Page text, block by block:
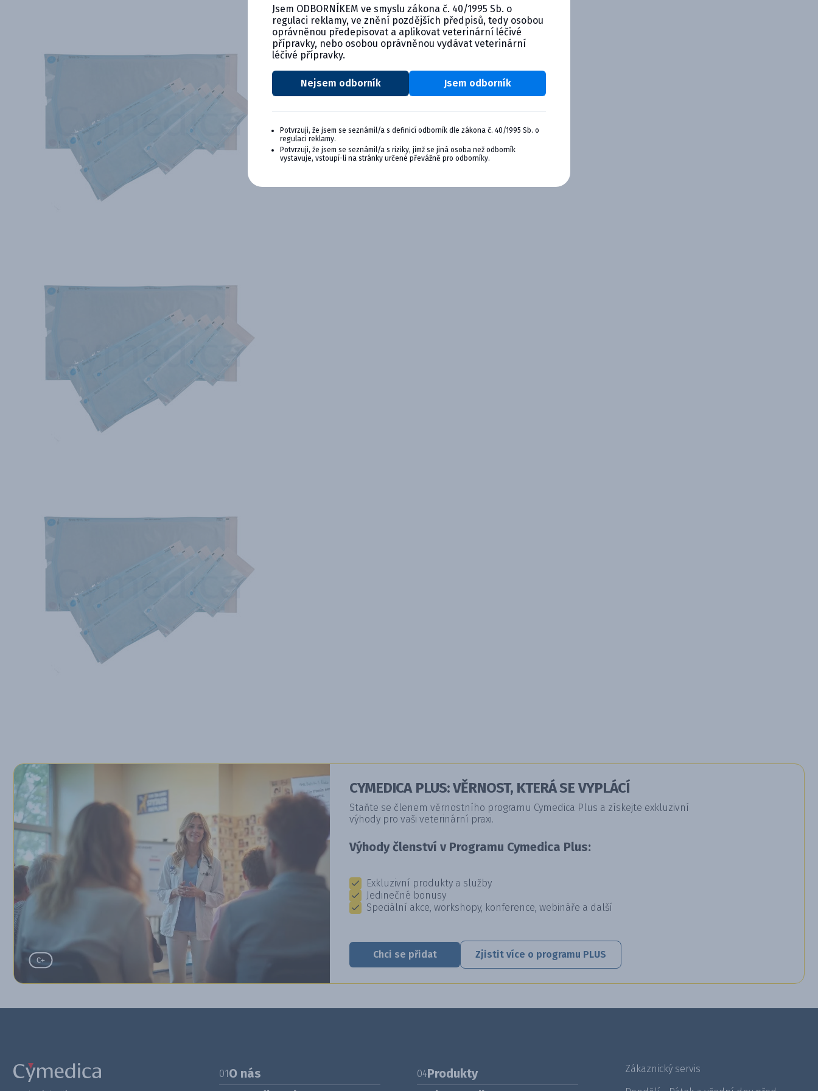
CYMEDICA PLUS: VĚRNOST, KTERÁ SE VYPLÁCÍ
Staňte se členem věrnostního programu Cymedica Plus a získejte exkluzivní
výhody pro vaši veterinární praxi.
Výhody členství v Programu Cymedica Plus:
Exkluzivní produkty a služby
Jedinečné bonusy
Speciální akce, workshopy, konference, webináře a další
Chci se přidat Zjistit více o programu PLUS
01O nás 04Produkty
Zákaznický servis
Jsem ODBORNÍKEM ve smyslu zákona č. 40/1995 Sb. o
regulaci reklamy, ve znění pozdějších předpisů, tedy osobou
oprávněnou předepisovat a aplikovat veterinární léčivé
přípravky, nebo osobou oprávněnou vydávat veterinární
léčivé přípravky.
Nejsem odborník Jsem odborník
Potvrzuji, že jsem se seznámil/a s definicí odborník dle zákona č. 40/1995 Sb. o
regulaci reklamy.
Potvrzuji, že jsem se seznámil/a s riziky, jimž se jiná osoba než odborník
vystavuje, vstoupí-li na stránky určené převážně pro odborníky.